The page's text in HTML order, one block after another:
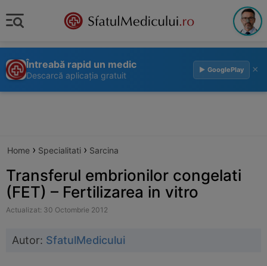
Întreabă rapid un medic
Descarcă aplicația gratuit
▶ GooglePlay ×
Home › Specialitati › Sarcina
Transferul embrionilor congelati
(FET) – Fertilizarea in vitro
Actualizat: 30 Octombrie 2012
Autor: SfatulMedicului